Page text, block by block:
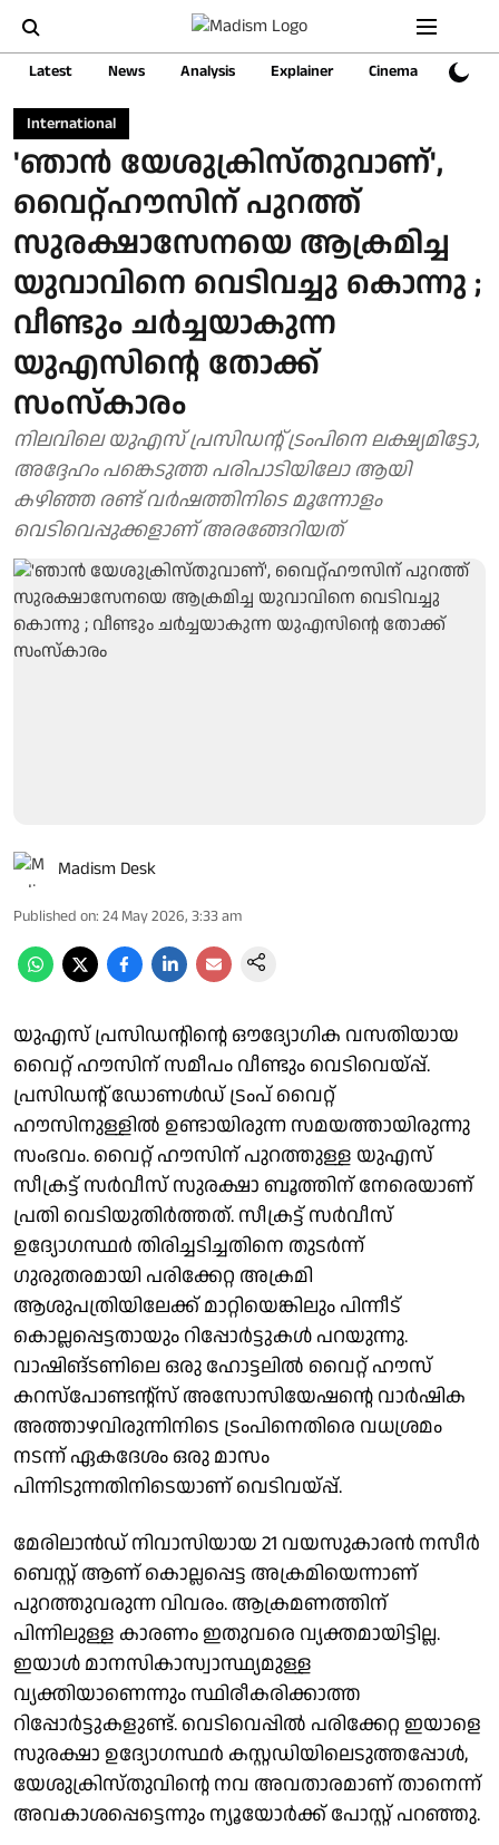
Latest News Analysis Explainer Cinema Sports
International
'ഞാന്‍ യേശുക്രിസ്തുവാണ്',
വൈറ്റ്ഹൗസിന് പുറത്ത്
സുരക്ഷാസേനയെ ആക്രമിച്ച
യുവാവിനെ വെടിവച്ചു കൊന്നു ;
വീണ്ടും ചര്‍ച്ചയാകുന്ന
യുഎസിന്റെ തോക്ക്
സംസ്‌കാരം
നിലവിലെ യുഎസ് പ്രസിഡന്റ് ട്രംപിനെ ലക്ഷ്യമിട്ടോ,
അദ്ദേഹം പങ്കെടുത്ത പരിപാടിയിലോ ആയി
കഴിഞ്ഞ രണ്ട് വര്‍ഷത്തിനിടെ മൂന്നോളം
വെടിവെപ്പുക്കളാണ് അരങ്ങേറിയത്
Madism Desk
Published on: 24 May 2026, 3:33 am
യുഎസ് പ്രസിഡന്റിന്റെ ഔദ്യോഗിക വസതിയായ
വൈറ്റ് ഹൗസിന് സമീപം വീണ്ടും വെടിവെയ്പ്പ്.
പ്രസിഡന്റ് ഡോണള്‍ഡ് ട്രംപ് വൈറ്റ്
ഹൗസിനുള്ളില്‍ ഉണ്ടായിരുന്ന സമയത്തായിരുന്നു
സംഭവം. വൈറ്റ് ഹൗസിന് പുറത്തുള്ള യുഎസ്
സീക്രട്ട് സര്‍വീസ് സുരക്ഷാ ബൂത്തിന് നേരെയാണ്
പ്രതി വെടിയുതിര്‍ത്തത്. സീക്രട്ട് സര്‍വീസ്
ഉദ്യോഗസ്ഥര്‍ തിരിച്ചടിച്ചതിനെ തുടര്‍ന്ന്
ഗുരുതരമായി പരിക്കേറ്റ അക്രമി
ആശുപത്രിയിലേക്ക് മാറ്റിയെങ്കിലും പിന്നീട്
കൊല്ലപ്പെട്ടതായും റിപ്പോര്‍ട്ടുകള്‍ പറയുന്നു.
വാഷിങ്ടണിലെ ഒരു ഹോട്ടലില്‍ വൈറ്റ് ഹൗസ്
കറസ്പോണ്ടന്റ്സ് അസോസിയേഷന്റെ വാര്‍ഷിക
അത്താഴവിരുന്നിനിടെ ട്രംപിനെതിരെ വധശ്രമം
നടന്ന് ഏകദേശം ഒരു മാസം
പിന്നിടുന്നതിനിടെയാണ് വെടിവയ്പ്പ്.
മേരിലാന്‍ഡ് നിവാസിയായ 21 വയസുകാരന്‍ നസീര്‍
ബെസ്റ്റ് ആണ് കൊല്ലപ്പെട്ട അക്രമിയെന്നാണ്
പുറത്തുവരുന്ന വിവരം. ആക്രമണത്തിന്
പിന്നിലുള്ള കാരണം ഇതുവരെ വ്യക്തമായിട്ടില്ല.
ഇയാള്‍ മാനസികാസ്വാസ്ഥ്യമുള്ള
വ്യക്തിയാണെന്നും സ്ഥിരീകരിക്കാത്ത
റിപ്പോര്‍ട്ടുകളുണ്ട്. വെടിവെപ്പില്‍ പരിക്കേറ്റ ഇയാളെ
സുരക്ഷാ ഉദ്യോഗസ്ഥര്‍ കസ്റ്റഡിയിലെടുത്തപ്പോള്‍,
യേശുക്രിസ്തുവിന്റെ നവ അവതാരമാണ് താനെന്ന്
അവകാശപ്പെട്ടെന്നും ന്യൂയോര്‍ക്ക് പോസ്റ്റ് പറഞ്ഞു.